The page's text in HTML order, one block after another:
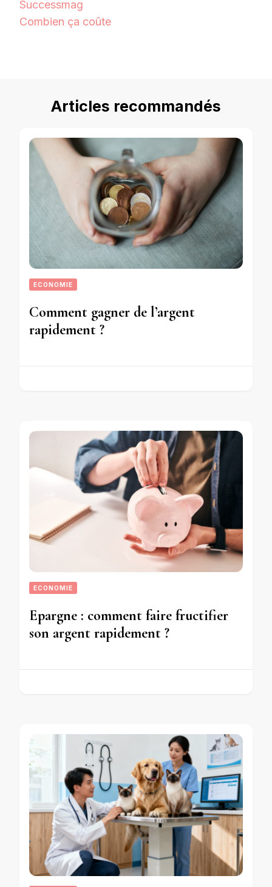
Successmag
Combien ça coûte
Articles recommandés
ECONOMIE
Comment gagner de l’argent
rapidement ?
ECONOMIE
Epargne : comment faire fructifier
son argent rapidement ?